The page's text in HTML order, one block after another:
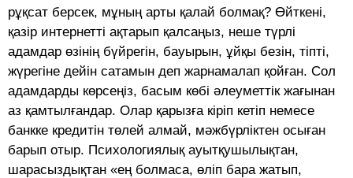
рұқсат берсек, мұның арты қалай болмақ? Өйткені,
қазір интернетті ақтарып қалсаңыз, неше түрлі
адамдар өзінің бүйрегін, бауырын, ұйқы безін, тіпті,
жүрегіне дейін сатамын деп жарнамалап қойған. Сол
адамдарды көрсеңіз, басым көбі әлеуметтік жағынан
аз қамтылғандар. Олар қарызға кіріп кетіп немесе
банкке кредитін төлей алмай, мәжбүрліктен осыған
барып отыр. Психологиялық ауытқушылықтан,
шарасыздықтан «ең болмаса, өліп бара жатып,